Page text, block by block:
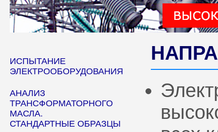
ИСПЫТАНИЕ
ЭЛЕКТРООБОРУДОВАНИЯ
АНАЛИЗ
ТРАНСФОРМАТОРНОГО
МАСЛА.
СТАНДАРТНЫЕ ОБРАЗЦЫ